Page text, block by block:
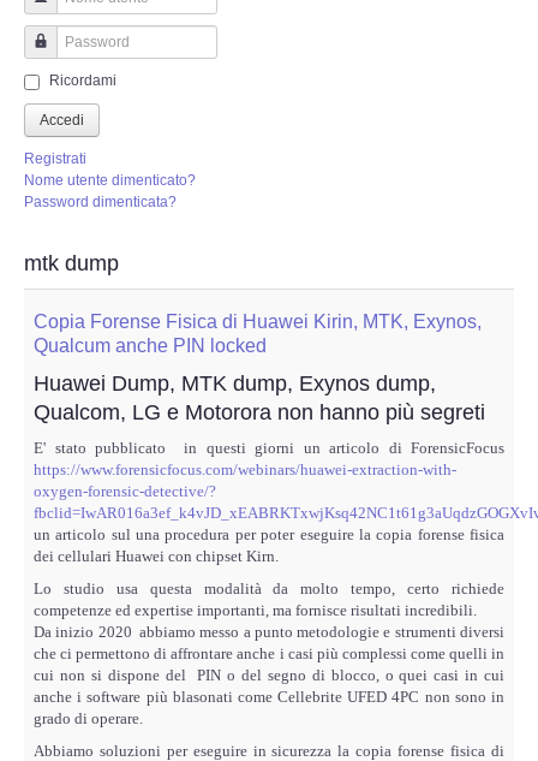
Perizia Controllo lavoratori
Perizia Chat WhatsApp,Telegram
Perizia DVR
Perizia IoT e IIoT
Perizia Ransomware Malware
Perizia Incidente Stradale
Perizia Data Breach
Digital Intelligence OSINT
Indagini su computer
Indagini Smartphone,Tablet
Copia/Acquisizione Forense
Nome utente
Password
Ricordami
Accedi
Registrati
Nome utente dimenticato?
Password dimenticata?
mtk dump
Copia Forense Fisica di Huawei Kirin, MTK, Exynos,
Qualcum anche PIN locked
Huawei Dump, MTK dump, Exynos dump,
Qualcom, LG e Motorora non hanno più segreti
E' stato pubblicato in questi giorni un articolo di ForensicFocus
https://www.forensicfocus.com/webinars/huawei-extraction-with-
oxygen-forensic-detective/?
un articolo sul una procedura per poter eseguire la copia forense fisica
dei cellulari Huawei con chipset Kirn.
Lo studio usa questa modalità da molto tempo, certo richiede
competenze ed expertise importanti, ma fornisce risultati incredibili.
Da inizio 2020 abbiamo messo a punto metodologie e strumenti diversi
che ci permettono di affrontare anche i casi più complessi come quelli in
cui non si dispone del PIN o del segno di blocco, o quei casi in cui
anche i software più blasonati come Cellebrite UFED 4PC non sono in
grado di operare.
Abbiamo soluzioni per eseguire in sicurezza la copia forense fisica di